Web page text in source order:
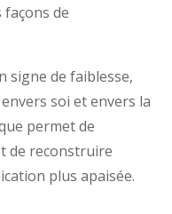
de
signe de faiblesse,
soi et envers la
permet de
de reconstruire
plus apaisée.